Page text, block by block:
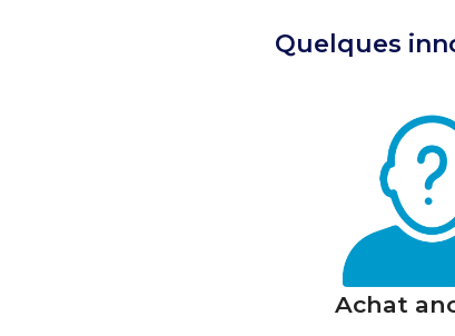
Quelques
Achat